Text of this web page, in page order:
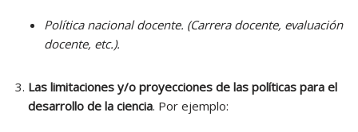
Política nacional docente. (Carrera docente, evaluación
docente, etc.).
Las limitaciones y/o proyecciones de las políticas para el
desarrollo de la ciencia. Por ejemplo: